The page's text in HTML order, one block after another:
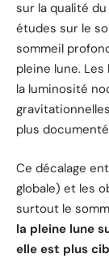
sur la qualité
études sur le
sommeil
pleine lune.
la luminosité
plus
Ce décalage
globale) et les
surtout le
la pleine lune
elle est plus